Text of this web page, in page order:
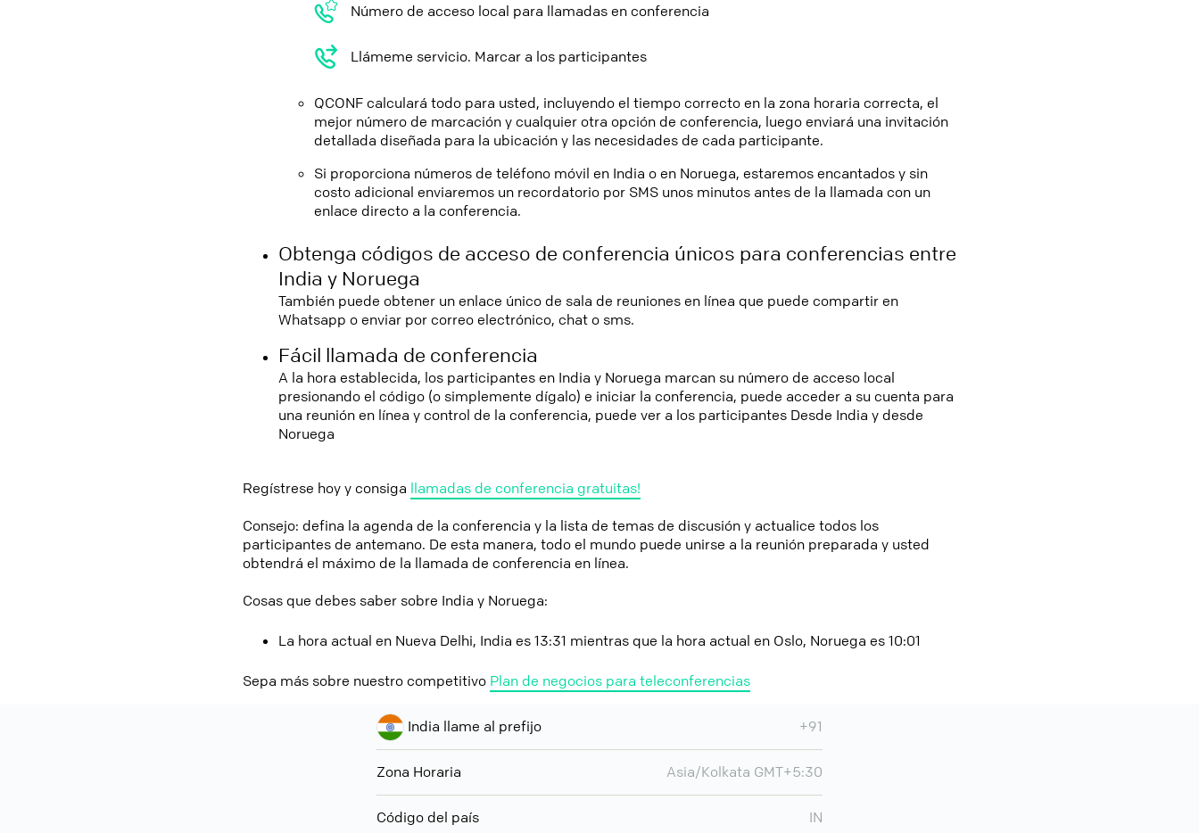
Número de acceso local para llamadas en conferencia
Llámeme servicio. Marcar a los participantes
QCONF calculará todo para usted, incluyendo el tiempo correcto en la zona horaria correcta, el
mejor número de marcación y cualquier otra opción de conferencia, luego enviará una invitación
detallada diseñada para la ubicación y las necesidades de cada participante.
Si proporciona números de teléfono móvil en India o en Noruega, estaremos encantados y sin
costo adicional enviaremos un recordatorio por SMS unos minutos antes de la llamada con un
enlace directo a la conferencia.
Obtenga códigos de acceso de conferencia únicos para conferencias entre
India y Noruega
También puede obtener un enlace único de sala de reuniones en línea que puede compartir en
Whatsapp o enviar por correo electrónico, chat o sms.
Fácil llamada de conferencia
A la hora establecida, los participantes en India y Noruega marcan su número de acceso local
presionando el código (o simplemente dígalo) e iniciar la conferencia, puede acceder a su cuenta para
una reunión en línea y control de la conferencia, puede ver a los participantes Desde India y desde
Noruega
Regístrese hoy y consiga llamadas de conferencia gratuitas!
Consejo: defina la agenda de la conferencia y la lista de temas de discusión y actualice todos los
participantes de antemano. De esta manera, todo el mundo puede unirse a la reunión preparada y usted
obtendrá el máximo de la llamada de conferencia en línea.
Cosas que debes saber sobre India y Noruega:
La hora actual en Nueva Delhi, India es 13:31 mientras que la hora actual en Oslo, Noruega es 10:01
Sepa más sobre nuestro competitivo Plan de negocios para teleconferencias
India llame al prefijo +91
Zona Horaria Asia/Kolkata GMT+5:30
Código del país IN